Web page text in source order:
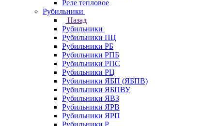
Реле тепловое
Рубильники
Назад
Рубильники
Рубильники ПЦ
Рубильники РБ
Рубильники РПБ
Рубильники РПС
Рубильники РЦ
Рубильники ЯБП (ЯБПВ)
Рубильники ЯБПВУ
Рубильники ЯВЗ
Рубильники ЯРВ
Рубильники ЯРП
Рубильники Р